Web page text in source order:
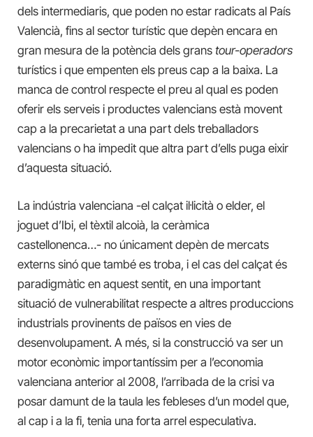
dels intermediaris, que poden no estar radicats al País
Valencià, fins al sector turístic que depèn encara en
gran mesura de la potència dels grans tour-operadors
turístics i que empenten els preus cap a la baixa. La
manca de control respecte el preu al qual es poden
oferir els serveis i productes valencians està movent
cap a la precarietat a una part dels treballadors
valencians o ha impedit que altra part d’ells puga eixir
d’aquesta situació.
La indústria valenciana -el calçat il·licità o elder, el
joguet d’Ibi, el tèxtil alcoià, la ceràmica
castellonenca…- no únicament depèn de mercats
externs sinó que també es troba, i el cas del calçat és
paradigmàtic en aquest sentit, en una important
situació de vulnerabilitat respecte a altres produccions
industrials provinents de països en vies de
desenvolupament. A més, si la construcció va ser un
motor econòmic importantíssim per a l’economia
valenciana anterior al 2008, l’arribada de la crisi va
posar damunt de la taula les febleses d’un model que,
al cap i a la fi, tenia una forta arrel especulativa.